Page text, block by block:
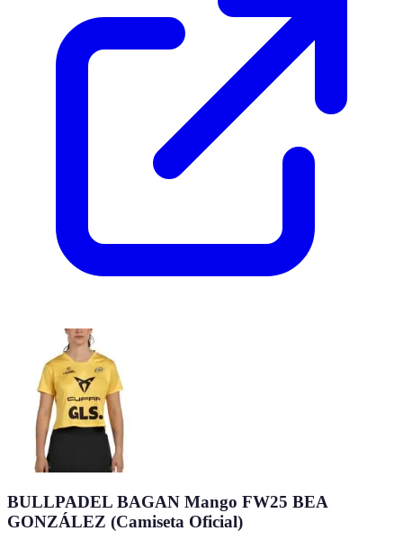
BULLPADEL BAGAN Mango FW25 BEA
GONZÁLEZ (Camiseta Oficial)